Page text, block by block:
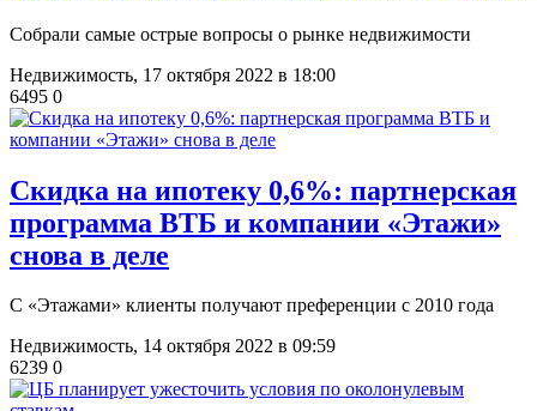
Собрали самые острые вопросы о рынке недвижимости
Недвижимость, 17 октября 2022 в 18:00
6495 0
​Скидка на ипотеку 0,6%: партнерская
программа ВТБ и компании «Этажи»
снова в деле
С «Этажами» клиенты получают преференции с 2010 года
Недвижимость, 14 октября 2022 в 09:59
6239 0